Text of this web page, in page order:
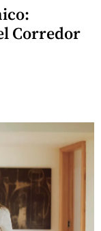
Corredor